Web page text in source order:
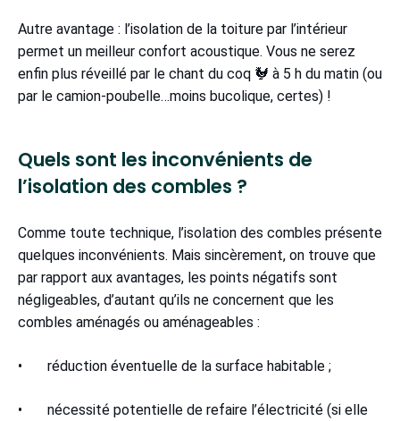
Autre avantage : l’isolation de la toiture par l’intérieur
permet un meilleur confort acoustique. Vous ne serez
enfin plus réveillé par le chant du coq 🐓 à 5 h du matin (ou
par le camion-poubelle…moins bucolique, certes) !
Quels sont les inconvénients de
l’isolation des combles ?
Comme toute technique, l’isolation des combles présente
quelques inconvénients. Mais sincèrement, on trouve que
par rapport aux avantages, les points négatifs sont
négligeables, d’autant qu’ils ne concernent que les
combles aménagés ou aménageables :
• réduction éventuelle de la surface habitable ;
• nécessité potentielle de refaire l’électricité (si elle